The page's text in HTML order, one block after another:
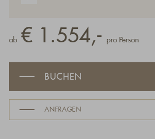
ab € 1.554,- pro Person
BUCHEN
ANFRAGEN